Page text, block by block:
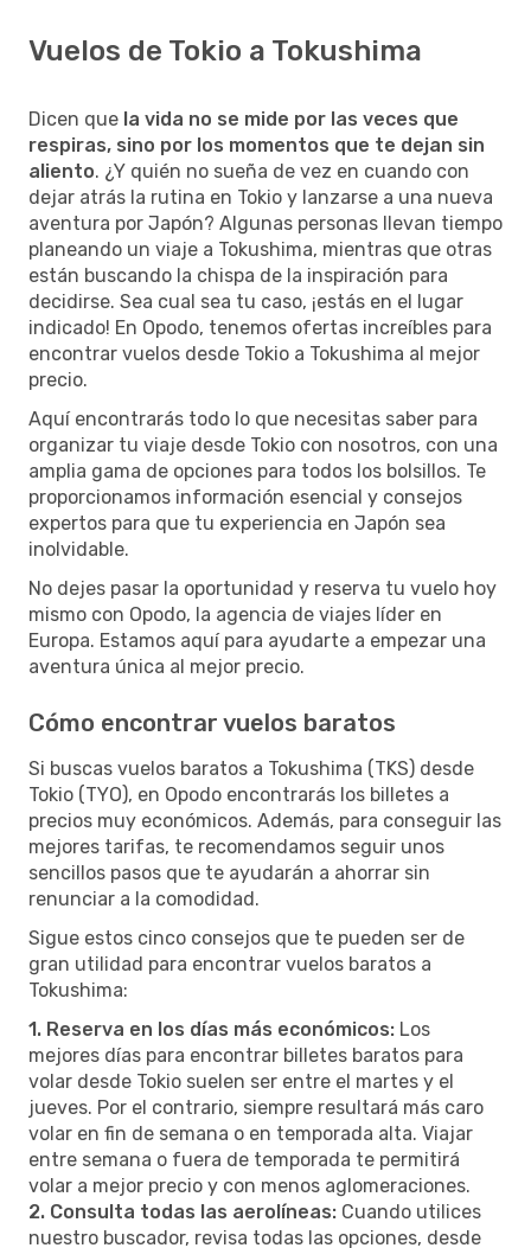
Vuelos de Tokio a Tokushima
Dicen que la vida no se mide por las veces que
respiras, sino por los momentos que te dejan sin
aliento. ¿Y quién no sueña de vez en cuando con
dejar atrás la rutina en Tokio y lanzarse a una nueva
aventura por Japón? Algunas personas llevan tiempo
planeando un viaje a Tokushima, mientras que otras
están buscando la chispa de la inspiración para
decidirse. Sea cual sea tu caso, ¡estás en el lugar
indicado! En Opodo, tenemos ofertas increíbles para
encontrar vuelos desde Tokio a Tokushima al mejor
precio.
Aquí encontrarás todo lo que necesitas saber para
organizar tu viaje desde Tokio con nosotros, con una
amplia gama de opciones para todos los bolsillos. Te
proporcionamos información esencial y consejos
expertos para que tu experiencia en Japón sea
inolvidable.
No dejes pasar la oportunidad y reserva tu vuelo hoy
mismo con Opodo, la agencia de viajes líder en
Europa. Estamos aquí para ayudarte a empezar una
aventura única al mejor precio.
Cómo encontrar vuelos baratos
Si buscas vuelos baratos a Tokushima (TKS) desde
Tokio (TYO), en Opodo encontrarás los billetes a
precios muy económicos. Además, para conseguir las
mejores tarifas, te recomendamos seguir unos
sencillos pasos que te ayudarán a ahorrar sin
renunciar a la comodidad.
Sigue estos cinco consejos que te pueden ser de
gran utilidad para encontrar vuelos baratos a
Tokushima:
1. Reserva en los días más económicos: Los
mejores días para encontrar billetes baratos para
volar desde Tokio suelen ser entre el martes y el
jueves. Por el contrario, siempre resultará más caro
volar en fin de semana o en temporada alta. Viajar
entre semana o fuera de temporada te permitirá
volar a mejor precio y con menos aglomeraciones.
2. Consulta todas las aerolíneas: Cuando utilices
nuestro buscador, revisa todas las opciones, desde